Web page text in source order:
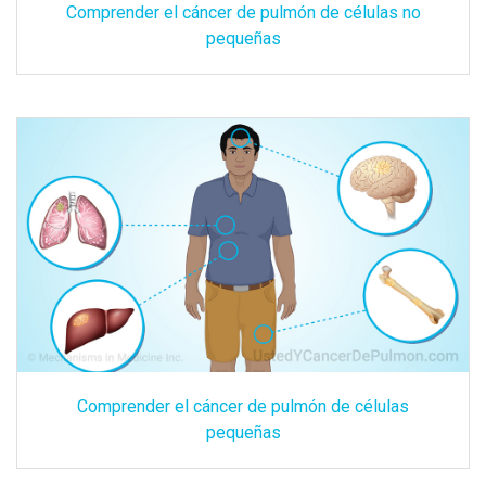
Comprender el cáncer de pulmón de células no
pequeñas
Comprender el cáncer de pulmón de células
pequeñas